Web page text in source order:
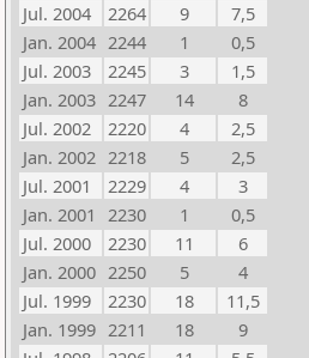
Jul. 2004
2264 9
7,5
Jan. 2004 2244 1
0,5
Jul. 2003
2245 3
1,5
Jan. 2003 2247 14
8
Jul. 2002
2220 4
2,5
Jan. 2002 2218 5
2,5
Jul. 2001
2229 4
3
Jan. 2001 2230 1
0,5
Jul. 2000
2230 11
6
Jan. 2000 2250 5
4
Jul. 1999
2230 18
11,5
Jan. 1999 2211 18
9